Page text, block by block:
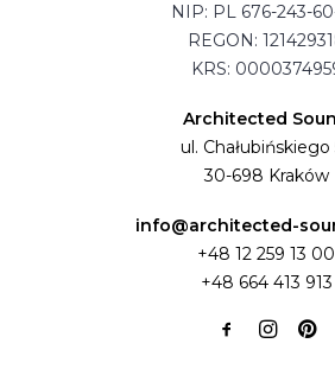
NIP: PL 676-243-
REGON:
KRS:
Architected
ul. Chałubińskiego
30-698 Kraków
info@architected-
+48 12 259 13 00
+48 664 413 913